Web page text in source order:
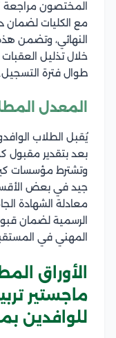
المختصون مراجعة
مع الكليات لضمان
النهائي، وتضمن
خلال تذليل العقبات
طوال فترة التسجيل.
المعدل
يُقبل الطلاب
بعد بتقدير مقبول
وتشترط مؤسسات
جيد في بعض
معادلة الشهادة
الرسمية لضمان
المهني في
الأوراق
ماجستير
للوافدين